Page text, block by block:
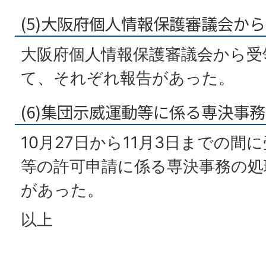
(5)大阪府個人情報保護審議会か
大阪府個人情報保護審議会から
て、それぞれ報告があった。
(6)集団示威運動等に係る専決事
10月27日から11月3日までの間
等の許可申請に係る専決事務の
があった。
以上